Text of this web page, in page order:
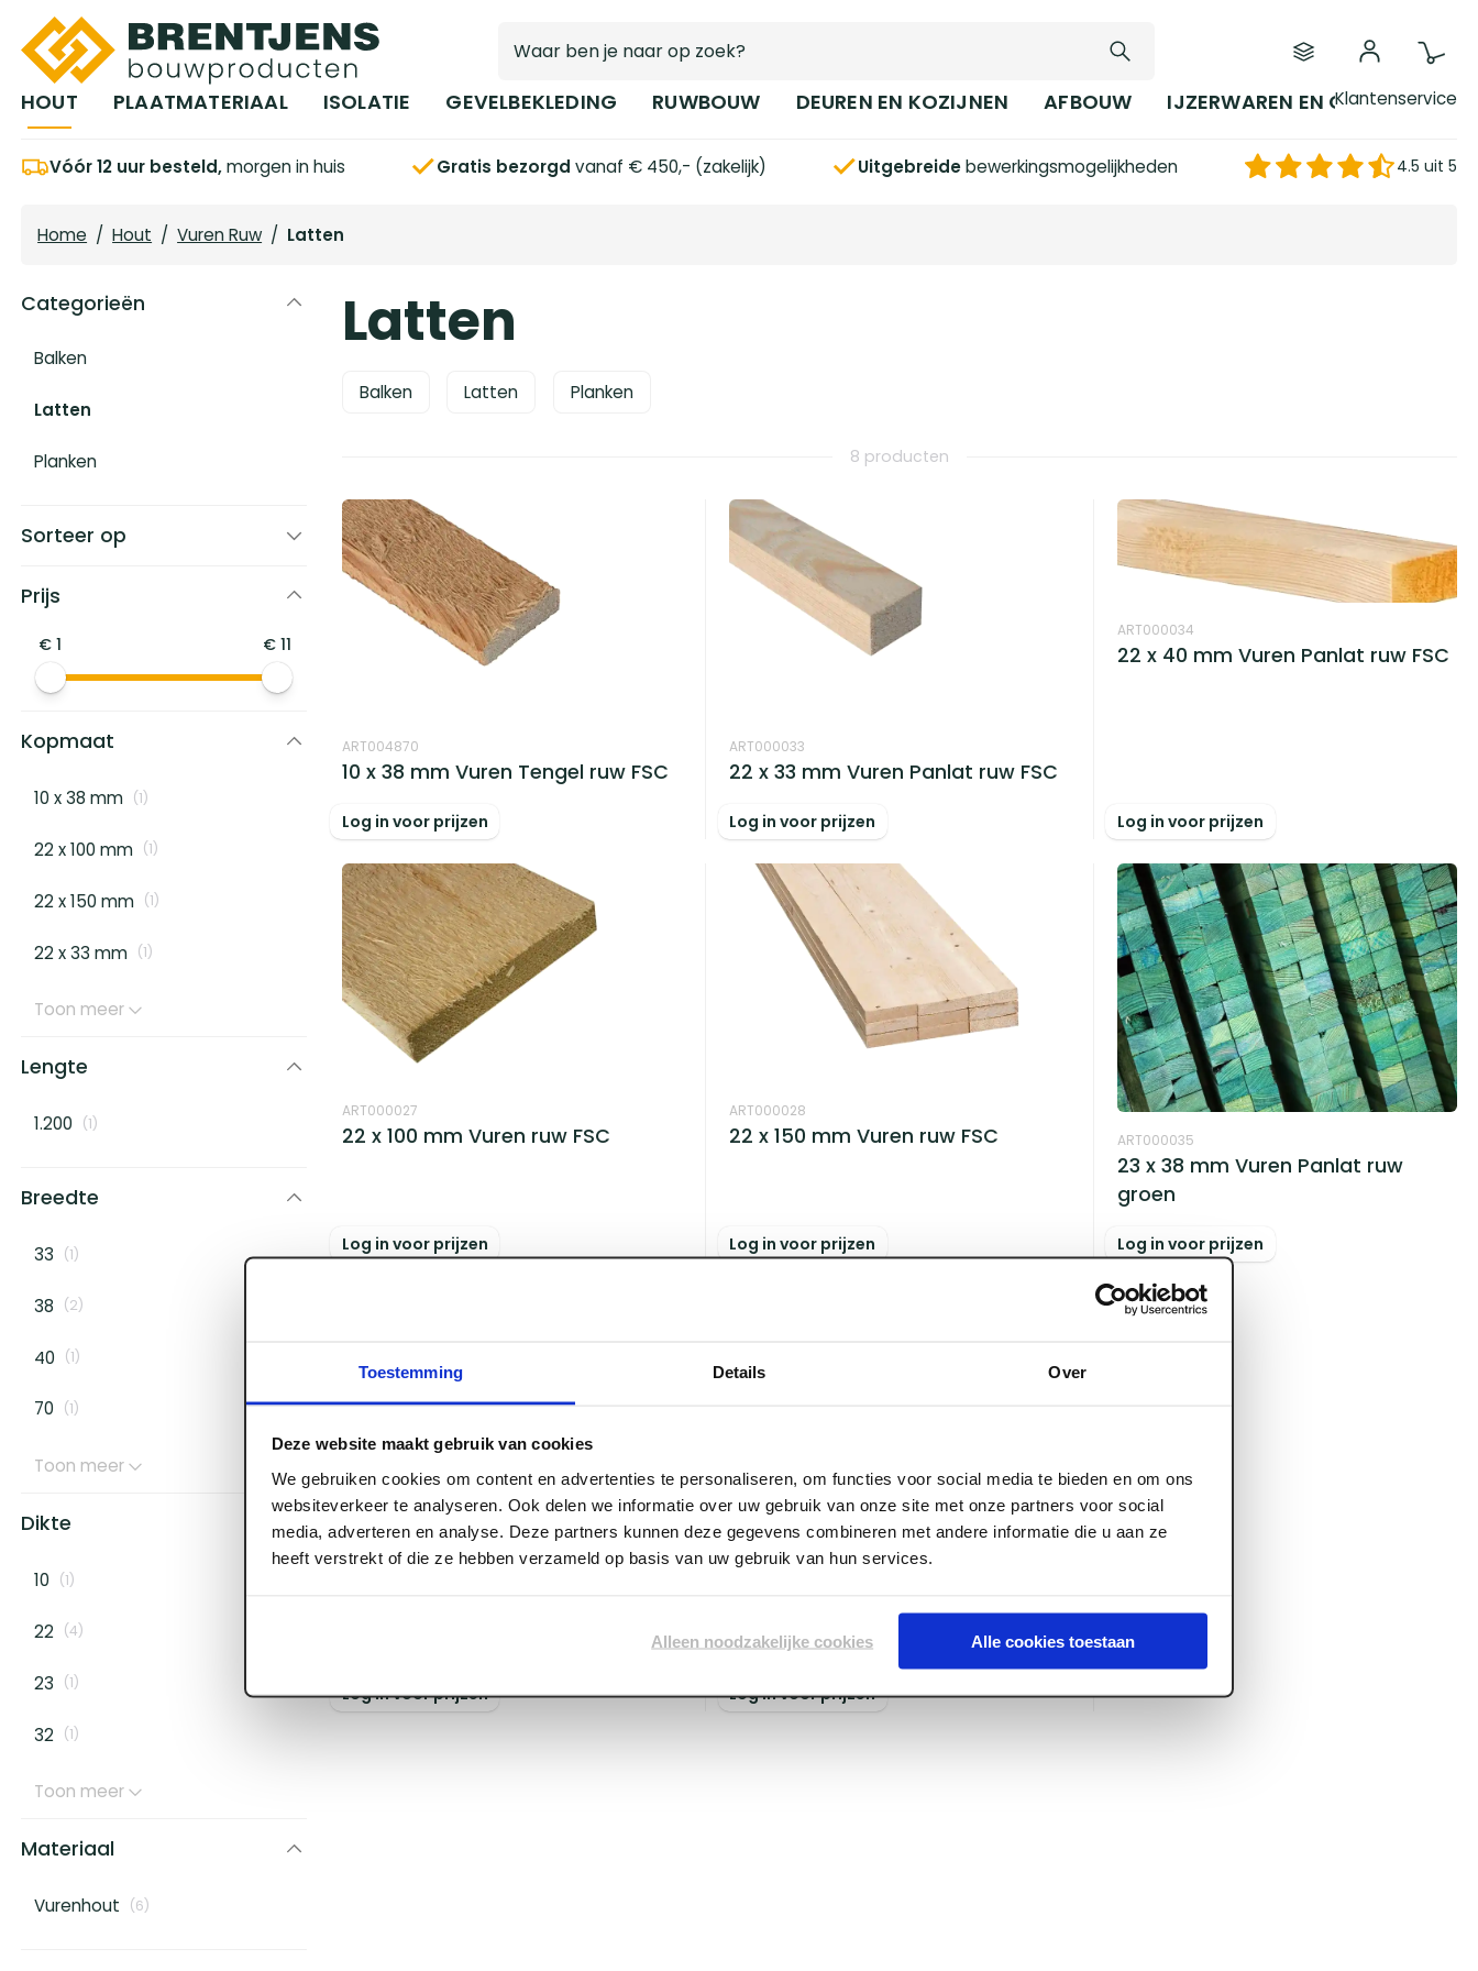
Toestemming Details Over
Deze website maakt gebruik van cookies
We gebruiken cookies om content en advertenties te personaliseren, om functies voor social media te bieden en om ons
websiteverkeer te analyseren. Ook delen we informatie over uw gebruik van onze site met onze partners voor social
media, adverteren en analyse. Deze partners kunnen deze gegevens combineren met andere informatie die u aan ze
heeft verstrekt of die ze hebben verzameld op basis van uw gebruik van hun services.
Alleen noodzakelijke cookies Alle cookies toestaan
Ga naar hoofdinhoud
HOUT PLAATMATERIAAL ISOLATIE GEVELBEKLEDING RUWBOUW DEUREN EN KOZIJNEN AFBOUW IJZERWAREN EN GEREEDSCHAP
Klantenservice
Vóór 12 uur besteld,morgen in huis Gratis bezorgd vanaf € 450,- (zakelijk) Uitgebreidebewerkingsmogelijkheden 4.5 uit 5
Home / Hout / Vuren Ruw / Latten
Latten
Balken Latten Planken
8 producten
ART004870
10 x 38 mm Vuren Tengel ruw FSC
Log in voor prijzen
ART000033
22 x 33 mm Vuren Panlat ruw FSC
Log in voor prijzen
ART000034
22 x 40 mm Vuren Panlat ruw FSC
Log in voor prijzen
ART000027
22 x 100 mm Vuren ruw FSC
Log in voor prijzen
ART000028
22 x 150 mm Vuren ruw FSC
Log in voor prijzen
ART000035
23 x 38 mm Vuren Panlat ruw
groen
Log in voor prijzen
ART000029
Log in voor prijzen
ART004531
Piketpaal met 4-vlaks punt
Voorraad:170+
Log in voor prijzen
Categorieën
Balken
Latten
Planken
Sorteer op
Prijs
€ 1 € 11
Kopmaat
10 x 38 mm (1)
22 x 100 mm (1)
22 x 150 mm (1)
22 x 33 mm (1)
Toon meer
Lengte
1.200 (1)
Breedte
33 (1)
38 (2)
40 (1)
70 (1)
Toon meer
Dikte
10 (1)
22 (4)
23 (1)
32 (1)
Toon meer
Materiaal
Vurenhout (6)